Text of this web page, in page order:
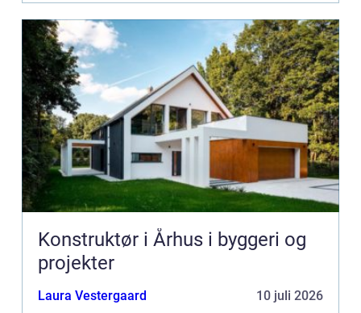
Konstruktør i Århus i byggeri og
projekter
Laura Vestergaard 10 juli 2026